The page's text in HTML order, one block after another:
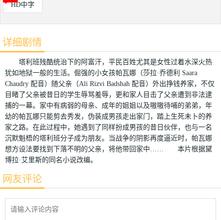
HD中字
详细剧情
塔利班残酷统治下的阿富汗，平民百姓尤其是女性过着水深火热
犹如地狱一般的生活。倔强的小女孩帕瓦娜（莎拉·乔德利 Saara
Chaudry 配音）随父亲（Ali Rizvi Badshah 配音）外出挣钱养家，不仅
目睹了父亲被昔日的学生辱骂羞辱，更和家人目击了父亲遭到非法逮
捕的一幕。家中有病弱的母亲、成年的姐姐以及嗷嗷待哺的弟弟，年
幼的帕瓦娜只能剪去秀发，伪装成男孩走出家门，踏上生死未卜的养
家之路。在此过程中，她遇到了同样扮成男孩的昔日伙伴，也与一名
沉默魁梧的塔利班分子成为朋友。当战争的阴影再度逼近时，帕瓦娜
想方设法要找到下落不明的父亲，将他带回家中…… 本片根据黛
博拉·艾里斯的同名小说改编。
网友评论